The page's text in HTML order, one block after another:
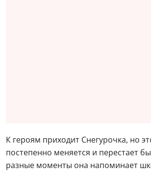
К героям приходит Снегурочка, но
постепенно меняется и перестает
разные моменты она напоминает